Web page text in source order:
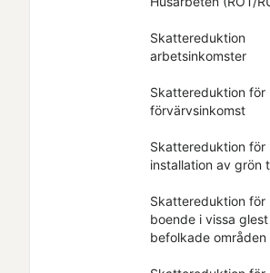
Skattereduktion
arbetsinkomster
Skattereduktion för
förvärvsinkomst
Skattereduktion för
installation av grön
Skattereduktion för
boende i vissa glest
befolkade områden